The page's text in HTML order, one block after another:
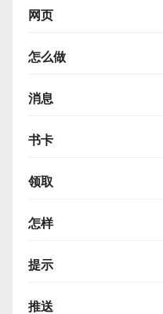
网页
怎么做
消息
书卡
领取
怎样
提示
推送